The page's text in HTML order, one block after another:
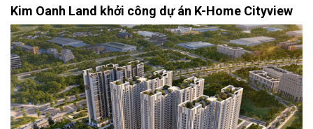
Kim Oanh Land khởi công dự án K-Home Cityview